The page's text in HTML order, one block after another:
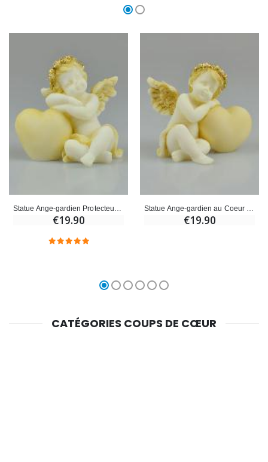
€19.90 €19.90
CATÉGORIES COUPS DE CŒUR